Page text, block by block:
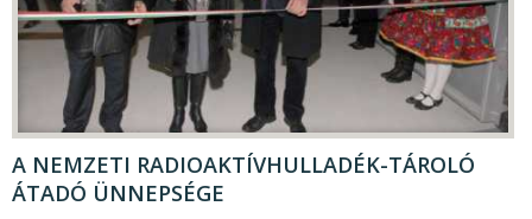
A NEMZETI RADIOAKTÍVHULLADÉK-TÁROLÓ
ÁTADÓ ÜNNEPSÉGE